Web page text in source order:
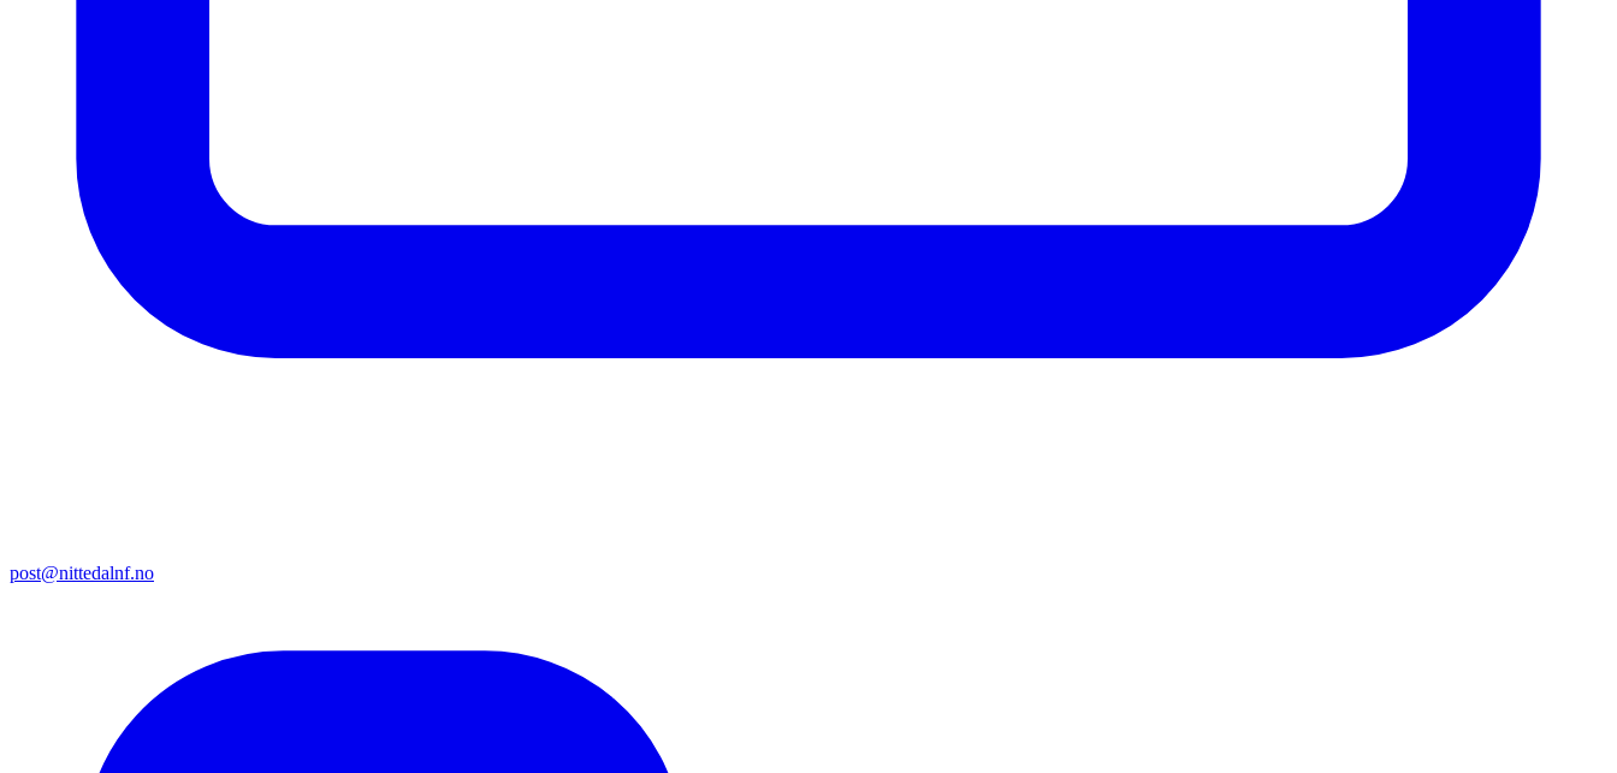
post@nittedalnf.no